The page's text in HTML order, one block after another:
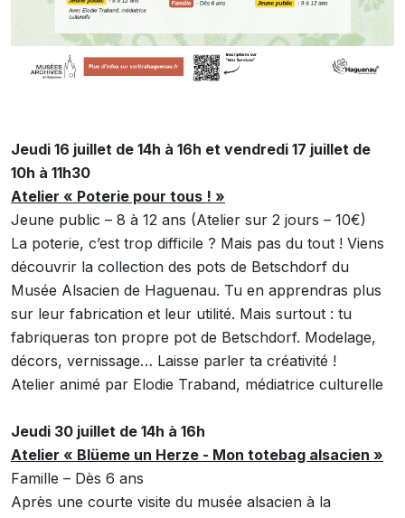
Jeudi 16 juillet de 14h à 16h et vendredi 17 juillet de
10h à 11h30
Atelier « Poterie pour tous ! »
Jeune public – 8 à 12 ans (Atelier sur 2 jours – 10€)
La poterie, c’est trop difficile ? Mais pas du tout ! Viens
découvrir la collection des pots de Betschdorf du
Musée Alsacien de Haguenau. Tu en apprendras plus
sur leur fabrication et leur utilité. Mais surtout : tu
fabriqueras ton propre pot de Betschdorf. Modelage,
décors, vernissage… Laisse parler ta créativité !
Atelier animé par Elodie Traband, médiatrice culturelle
Jeudi 30 juillet de 14h à 16h
Atelier « Blüeme un Herze - Mon totebag alsacien »
Famille – Dès 6 ans
Après une courte visite du musée alsacien à la